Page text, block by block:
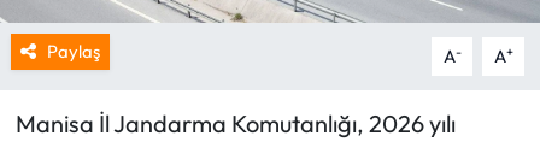
Paylaş A- A+
Manisa İl Jandarma Komutanlığı, 2026 yılı